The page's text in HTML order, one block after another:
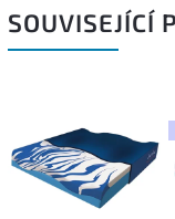
SOUVISEJÍCÍ